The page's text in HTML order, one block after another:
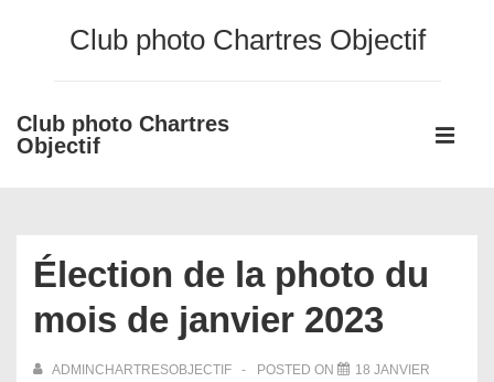
principal
Club photo Chartres Objectif
Club photo Chartres
Objectif
Main
Élection de la photo du
mois de janvier 2023
ADMINCHARTRESOBJECTIF POSTED ON
18 JANVIER